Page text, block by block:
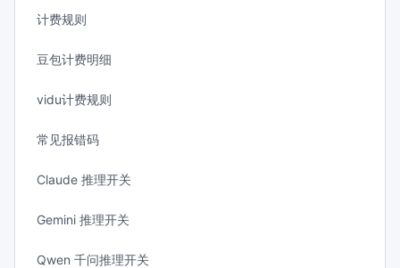
计费规则
豆包计费明细
vidu计费规则
常见报错码
Claude 推理开关
Gemini 推理开关
Qwen 千问推理开关